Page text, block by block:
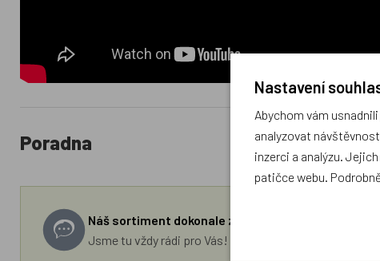
Poradna
Náš sortiment dokonale známe a rádi Vám
Jsme tu vždy rádi pro Vás! Váš rodinný obchod
Nastavení
Abychom vám
analyzovat
inzerci a analýzu.
patičce webu.